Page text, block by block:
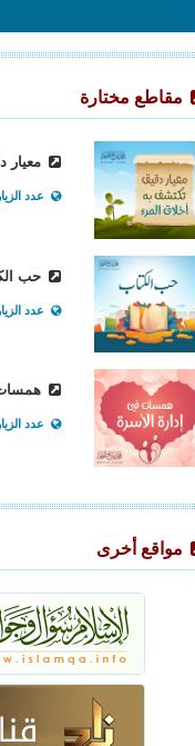
مقاطع مختارة
معيار
عدد
حب
عدد
عدد
مواقع أخرى